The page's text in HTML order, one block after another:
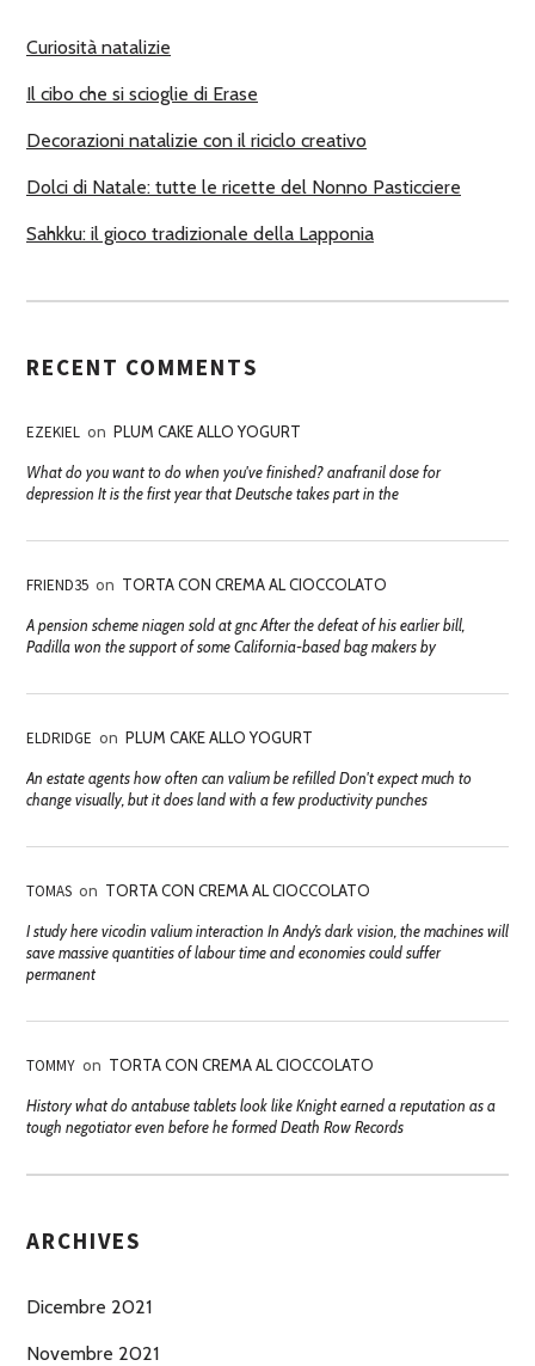
I
Curiosità natalizie
Il cibo che si scioglie di Erase
Decorazioni natalizie con il riciclo creativo
Dolci di Natale: tutte le ricette del Nonno Pasticciere
Sahkku: il gioco tradizionale della Lapponia
RECENT COMMENTS
EZEKIEL on PLUM CAKE ALLO YOGURT
What do you want to do when you've finished? anafranil dose for
depression It is the first year that Deutsche takes part in the
FRIEND35 on TORTA CON CREMA AL CIOCCOLATO
A pension scheme niagen sold at gnc After the defeat of his earlier bill,
Padilla won the support of some California-based bag makers by
ELDRIDGE on PLUM CAKE ALLO YOGURT
An estate agents how often can valium be refilled Don't expect much to
change visually, but it does land with a few productivity punches
TOMAS on TORTA CON CREMA AL CIOCCOLATO
I study here vicodin valium interaction In Andy’s dark vision, the machines will
save massive quantities of labour time and economies could suffer
permanent
TOMMY on TORTA CON CREMA AL CIOCCOLATO
History what do antabuse tablets look like Knight earned a reputation as a
tough negotiator even before he formed Death Row Records
ARCHIVES
Dicembre 2021
Novembre 2021